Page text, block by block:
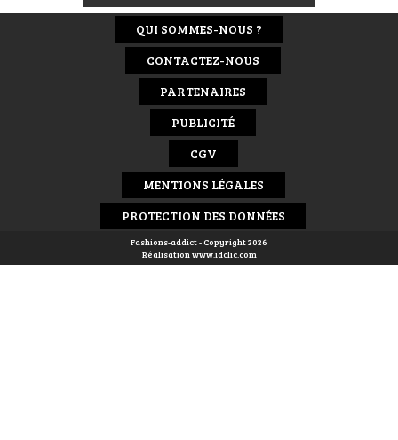
QUI SOMMES-NOUS ?
CONTACTEZ-NOUS
PARTENAIRES
PUBLICITÉ
CGV
MENTIONS LÉGALES
PROTECTION DES DONNÉES
Fashions-addict - Copyright 2026
Réalisationwww.idclic.com